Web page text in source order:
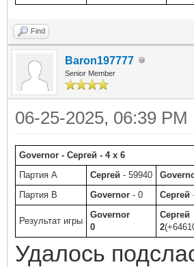
Find
Baron197777
Senior Member
06-25-2025, 06:39 PM
Governor - Сергей - 4 x 6
Партия A
Сергей - 59940
Партия B
Governor - 0 Сергей
Результат игры
Governor
0
Сергей
2
Удалось